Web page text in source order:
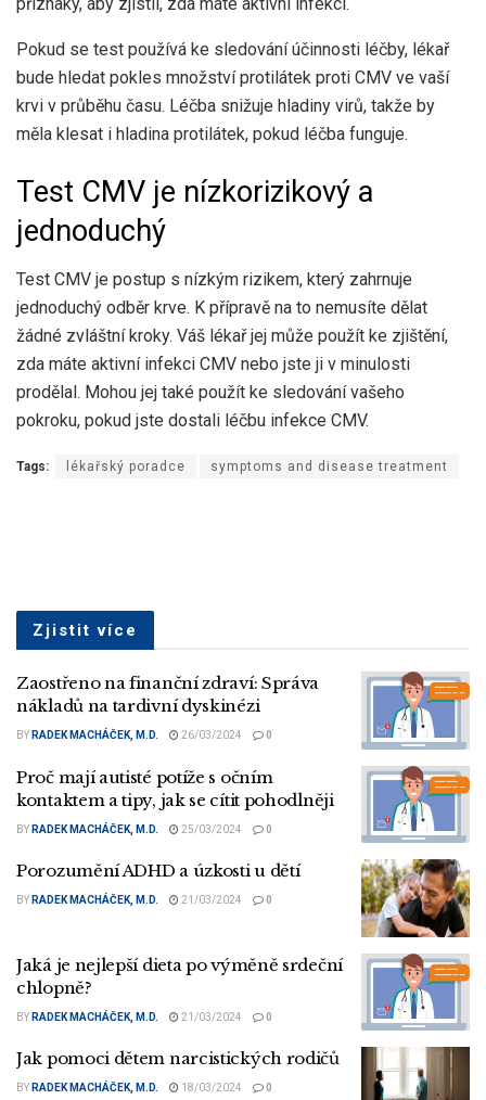
Pokud se test používá ke sledování účinnosti léčby, lékař
bude hledat pokles množství protilátek proti CMV ve vaší
krvi v průběhu času. Léčba snižuje hladiny virů, takže by
měla klesat i hladina protilátek, pokud léčba funguje.
Test CMV je nízkorizikový a
jednoduchý
Test CMV je postup s nízkým rizikem, který zahrnuje
jednoduchý odběr krve. K přípravě na to nemusíte dělat
žádné zvláštní kroky. Váš lékař jej může použít ke zjištění,
zda máte aktivní infekci CMV nebo jste ji v minulosti
prodělal. Mohou jej také použít ke sledování vašeho
pokroku, pokud jste dostali léčbu infekce CMV.
Tags: lékařský poradce symptoms and disease treatment
Zjistit více
Zaostřeno na finanční zdraví: Správa
nákladů na tardivní dyskinézi
BY RADEK MACHÁČEK, M.D. 26/03/2024 0
Proč mají autisté potíže s očním
kontaktem a tipy, jak se cítit pohodlněji
BY RADEK MACHÁČEK, M.D. 25/03/2024 0
Porozumění ADHD a úzkosti u dětí
BY RADEK MACHÁČEK, M.D. 21/03/2024 0
Jaká je nejlepší dieta po výměně srdeční
chlopně?
BY RADEK MACHÁČEK, M.D. 21/03/2024 0
Jak pomoci dětem narcistických rodičů
BY RADEK MACHÁČEK, M.D. 18/03/2024 0